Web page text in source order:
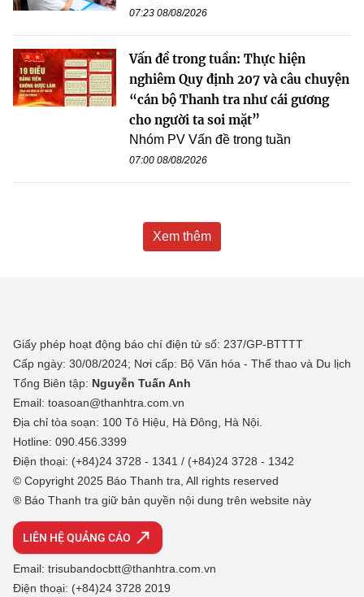
07:23 08/08/2026
Vấn đề trong tuần: Thực hiện
nghiêm Quy định 207 và câu chuyện
“cán bộ Thanh tra như cái gương
cho người ta soi mặt”
Nhóm PV Vấn đề trong tuần
07:00 08/08/2026
Xem thêm
Giấy phép hoạt động báo chí điện tử số: 237/GP-BTTTT
Cấp ngày: 30/08/2024; Nơi cấp: Bộ Văn hóa - Thể thao và Du lịch
Tổng Biên tập: Nguyễn Tuấn Anh
Email: toasoan@thanhtra.com.vn
Địa chỉ tòa soạn: 100 Tô Hiệu, Hà Đông, Hà Nội.
Hotline: 090.456.3399
Điện thoại: (+84)24 3728 - 1341 / (+84)24 3728 - 1342
© Copyright 2025 Báo Thanh tra, All rights reserved
® Báo Thanh tra giữ bản quyền nội dung trên website này
LIÊN HỆ QUẢNG CÁO
Email: trisubandocbtt@thanhtra.com.vn
Điện thoại: (+84)24 3728 2019